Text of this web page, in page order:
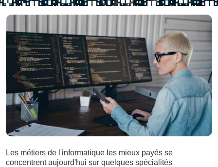
Les métiers de l'informatique les mieux payés se
concentrent aujourd'hui sur quelques spécialités